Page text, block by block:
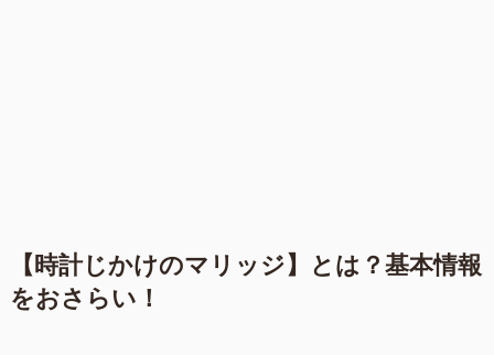
【時計じかけのマリッジ】とは？基本情報
をおさらい！